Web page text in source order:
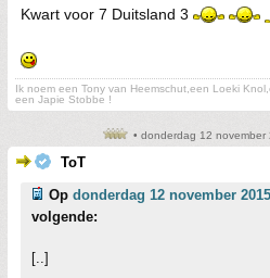
Kwart voor 7 Duitsland 3
Ik noem een Tony van Heemschut,een Loeki
een Japie Stobbe !
• donderdag 12 november
ToT
Op donderdag 12 november
volgende:
[..]